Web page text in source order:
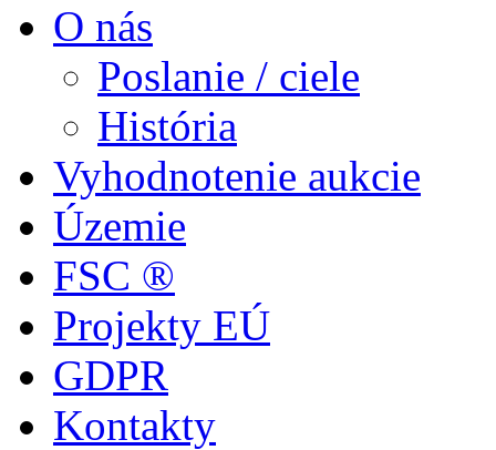
O nás
Poslanie / ciele
História
Vyhodnotenie aukcie
Územie
FSC ®
Projekty EÚ
GDPR
Kontakty